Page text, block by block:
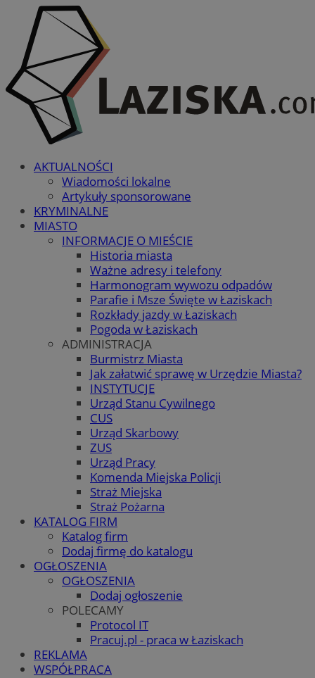
AKTUALNOŚCI
Wiadomości lokalne
Artykuły sponsorowane
KRYMINALNE
MIASTO
INFORMACJE O MIEŚCIE
Historia miasta
Ważne adresy i telefony
Harmonogram wywozu odpadów
Parafie i Msze Święte w Łaziskach
Rozkłady jazdy w Łaziskach
Pogoda w Łaziskach
ADMINISTRACJA
Burmistrz Miasta
Jak załatwić sprawę w Urzędzie Miasta?
INSTYTUCJE
Urząd Stanu Cywilnego
CUS
Urząd Skarbowy
ZUS
Urząd Pracy
Komenda Miejska Policji
Straż Miejska
Straż Pożarna
KATALOG FIRM
Katalog firm
Dodaj firmę do katalogu
OGŁOSZENIA
OGŁOSZENIA
Dodaj ogłoszenie
POLECAMY
Protocol IT
Pracuj.pl - praca w Łaziskach
REKLAMA
WSPÓŁPRACA